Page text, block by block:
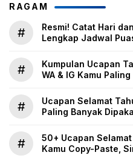
RAGAM
#
Resmi! Catat Hari
Lengkap Jadwal
#
Kumpulan Ucapan
WA & IG Kamu Paling
#
Ucapan Selamat
Paling Banyak
#
50+ Ucapan
Kamu Copy-Paste,